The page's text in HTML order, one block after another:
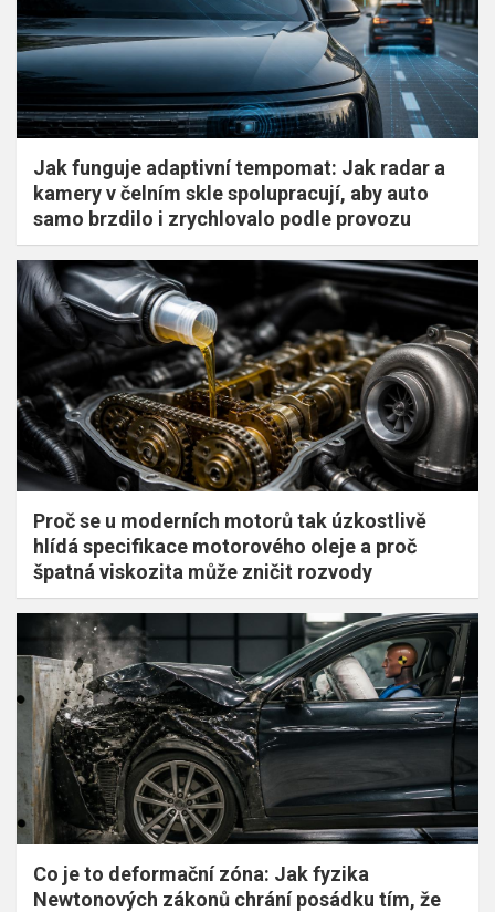
Jak funguje adaptivní tempomat: Jak radar a
kamery v čelním skle spolupracují, aby auto
samo brzdilo i zrychlovalo podle provozu
Proč se u moderních motorů tak úzkostlivě
hlídá specifikace motorového oleje a proč
špatná viskozita může zničit rozvody
Co je to deformační zóna: Jak fyzika
Newtonových zákonů chrání posádku tím, že